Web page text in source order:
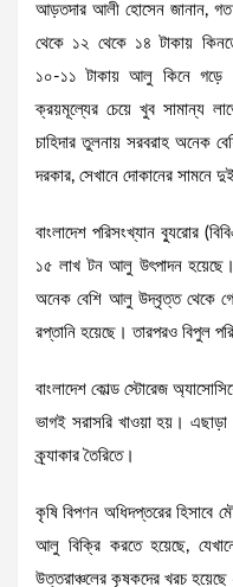
আড়তদার আলী হোসেন জানান, গত
থেকে ১২ থেকে ১৪ টাকায়
১০-১১ টাকায় আলু কিনে গড়ে
ক্রয়মূল্যের চেয়ে খুব সামান্য
চাহিদার তুলনায় সরবরাহ অনেক
দরকার, সেখানে দোকানের সামনে
বাংলাদেশ পরিসংখ্যান ব্যুরোর
১৫ লাখ টন আলু উৎপাদন হয়েছে।
অনেক বেশি আলু উদ্বৃত্ত থেকে
রপ্তানি হয়েছে। তারপরও বিপুল
বাংলাদেশ কোল্ড স্টোরেজ
ভাগই সরাসরি খাওয়া হয়।
ক্র্যাকার তৈরিতে।
কৃষি বিপণন অধিদপ্তরের
আলু বিক্রি করতে হয়েছে,
উত্তরাঞ্চলের কৃষকদের খরচ